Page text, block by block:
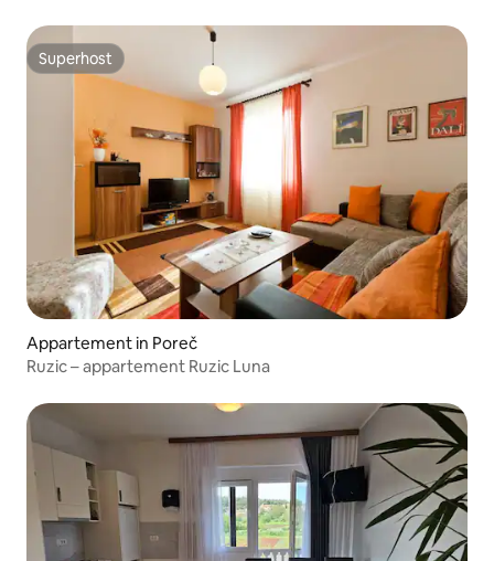
Superhost
Superhost
Appartement in Poreč
Ruzic – appartement Ruzic Luna